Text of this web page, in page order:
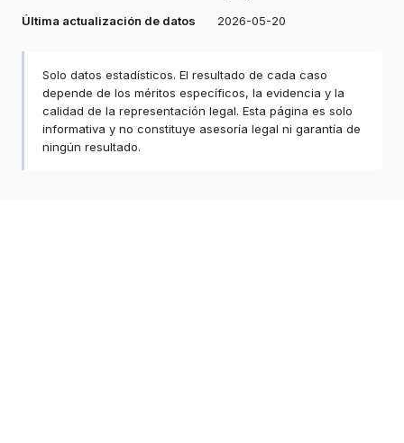
Última actualización de datos
2026-05-20
Solo datos estadísticos. El resultado de cada caso
depende de los méritos específicos, la evidencia y la
calidad de la representación legal. Esta página es solo
informativa y no constituye asesoría legal ni garantía de
ningún resultado.